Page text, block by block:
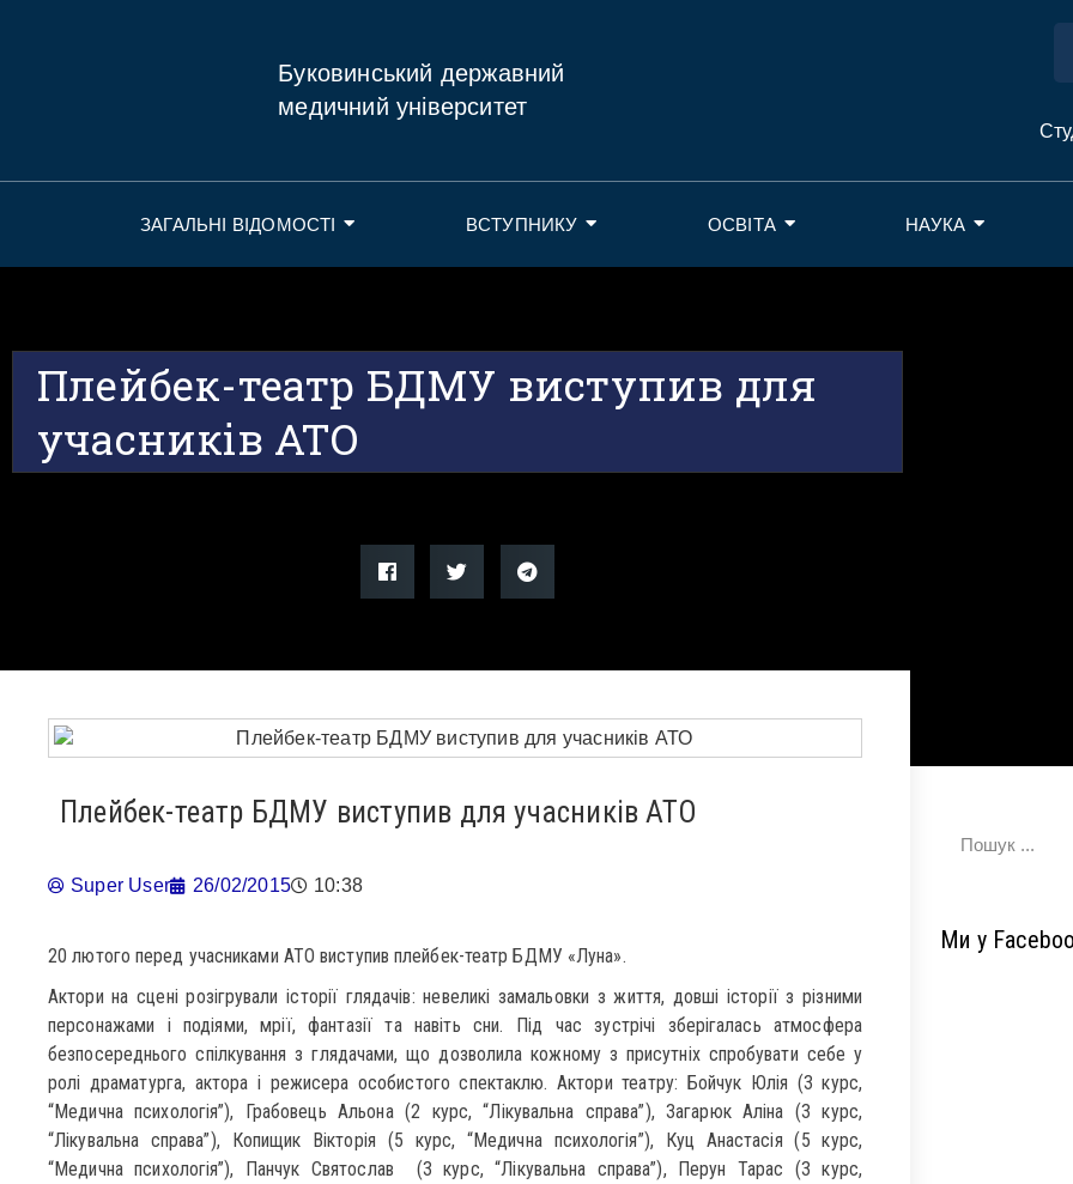
Буковинський державний
медичний університет
ЗАГАЛЬНІ ВІДОМОСТІ ВСТУПНИКУ ОСВІТА НАУКА
Плейбек-театр БДМУ виступив для
учасників АТО
Плейбек-театр БДМУ виступив для учасників АТО
Super User 26/02/2015 10:38
20 лютого перед учасниками АТО виступив плейбек-театр БДМУ «Луна».
Актори на сцені розігрували історії глядачів: невеликі замальовки з життя, довші історії з різними
персонажами і подіями, мрії, фантазії та навіть сни. Під час зустрічі зберігалась атмосфера
безпосереднього спілкування з глядачами, що дозволила кожному з присутніх спробувати себе у
ролі драматурга, актора і режисера особистого спектаклю. Актори театру: Бойчук Юлія (3 курс,
“Медична психологія”), Грабовець Альона (2 курс, “Лікувальна справа”), Загарюк Аліна (3 курс,
“Лікувальна справа”), Копищик Вікторія (5 курс, “Медична психологія”), Куц Анастасія (5 курс,
“Медична психологія”), Панчук Святослав (3 курс, “Лікувальна справа”), Перун Тарас (3 курс,
Ми у